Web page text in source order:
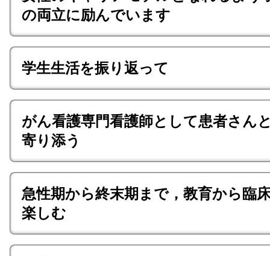
の両立に励んでいます
学生生活を振り返って
がん看護専門看護師として患者さん
寄り添う
急性期から終末期まで，教育から臨
楽しむ